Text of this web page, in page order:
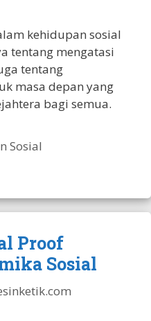
kehidupan sosial
tentang mengatasi
tentang
masa depan yang
bagi semua.
Sosial
Proof
Sosial